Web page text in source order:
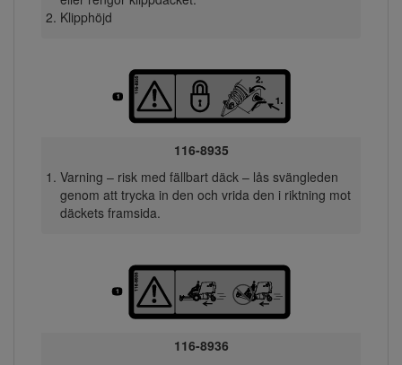
Klipphöjd
116-8935
Varning – risk med fällbart däck – lås svängleden
genom att trycka in den och vrida den i riktning mot
däckets framsida.
116-8936